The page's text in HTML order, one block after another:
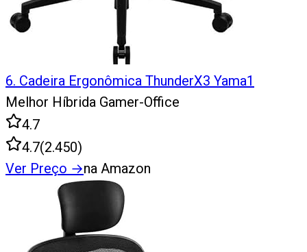
6. Cadeira Ergonômica ThunderX3 Yama1
Melhor Híbrida Gamer-Office
4.7
4.7(2.450)
Ver Preço →na Amazon